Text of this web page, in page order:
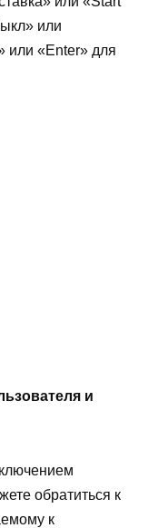
или
или «Enter» для
и
обратиться к
к